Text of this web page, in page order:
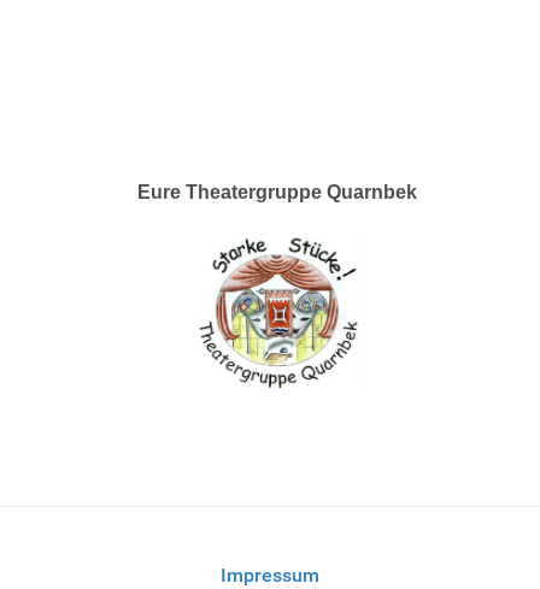
Eure Theatergruppe Quarnbek
Impressum